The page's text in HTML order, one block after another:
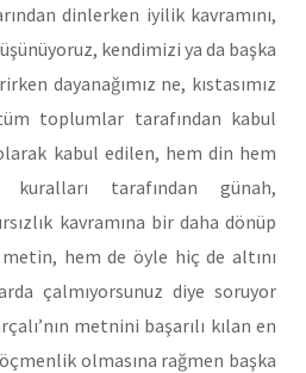
dinlerken iyilik kavramını,
kendimizi ya da başka
dayanağımız ne, kıstasımız
toplumlar tarafından kabul
kabul edilen, hem din hem
tarafından günah,
kavramına bir daha dönüp
metin, hem de öyle hiç de altını
çalmıyorsunuz diye soruyor
metnini başarılı kılan en
olmasına rağmen başka